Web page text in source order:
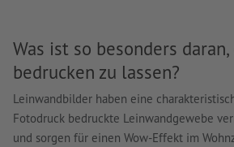
Was ist so besonders
bedrucken zu lassen?
Leinwandbilder haben eine
Fotodruck bedruckte Leinwandgewebe
und sorgen für einen Wow-Effekt im